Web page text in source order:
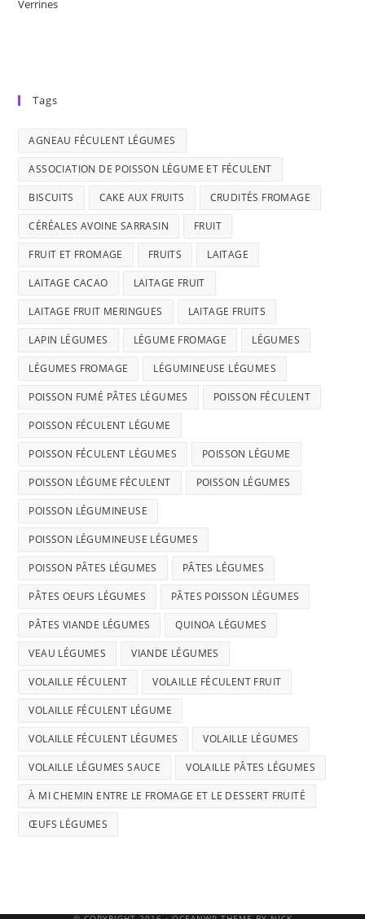
Verrines
Tags
AGNEAU FÉCULENT LÉGUMES
ASSOCIATION DE POISSON LÉGUME ET FÉCULENT
BISCUITS CAKE AUX FRUITS CRUDITÉS FROMAGE
CÉRÉALES AVOINE SARRASIN FRUIT
FRUIT ET FROMAGE FRUITS LAITAGE
LAITAGE CACAO LAITAGE FRUIT
LAITAGE FRUIT MERINGUES LAITAGE FRUITS
LAPIN LÉGUMES LÉGUME FROMAGE LÉGUMES
LÉGUMES FROMAGE LÉGUMINEUSE LÉGUMES
POISSON FUMÉ PÂTES LÉGUMES POISSON FÉCULENT
POISSON FÉCULENT LÉGUME
POISSON FÉCULENT LÉGUMES POISSON LÉGUME
POISSON LÉGUME FÉCULENT POISSON LÉGUMES
POISSON LÉGUMINEUSE
POISSON LÉGUMINEUSE LÉGUMES
POISSON PÂTES LÉGUMES PÂTES LÉGUMES
PÂTES OEUFS LÉGUMES PÂTES POISSON LÉGUMES
PÂTES VIANDE LÉGUMES QUINOA LÉGUMES
VEAU LÉGUMES VIANDE LÉGUMES
VOLAILLE FÉCULENT VOLAILLE FÉCULENT FRUIT
VOLAILLE FÉCULENT LÉGUME
VOLAILLE FÉCULENT LÉGUMES VOLAILLE LÉGUMES
VOLAILLE LÉGUMES SAUCE VOLAILLE PÂTES LÉGUMES
À MI CHEMIN ENTRE LE FROMAGE ET LE DESSERT FRUITÉ
ŒUFS LÉGUMES